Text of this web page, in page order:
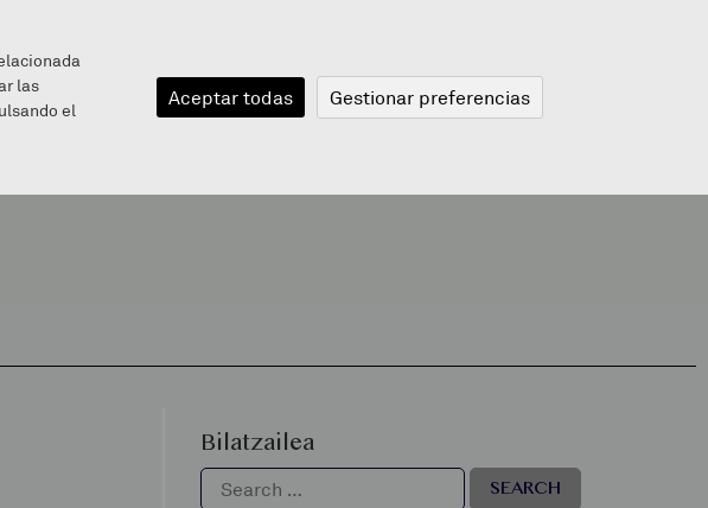
BALEAREN BIDEA JANGELA BLOGA BERRIAK
Bilatzailea
las
el
Aceptar todas Gestionar preferencias